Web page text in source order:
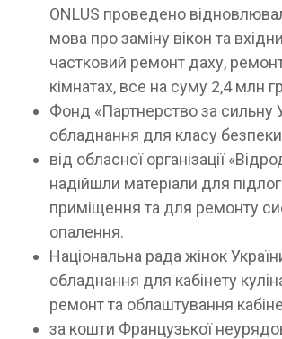
ONLUS проведено
мова про заміну вікон та
частковий ремонт даху,
кімнатах, все на суму 2,4 млн
Фонд «Партнерство за сильну
обладнання для класу
від обласної організації
надійшли матеріали для
приміщення та для ремонту
опалення.
Національна рада жінок
обладнання для кабінету
ремонт та облаштування
за кошти Французької